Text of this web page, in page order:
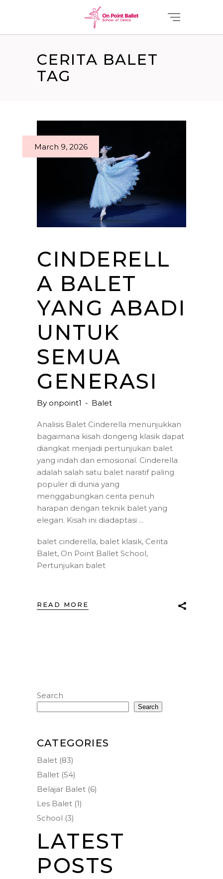
CERITA BALET
TAG
March 9, 2026
CINDERELL
A BALET
YANG ABADI
UNTUK
SEMUA
GENERASI
By onpoint1 Balet
Analisis Balet Cinderella menunjukkan
bagaimana kisah dongeng klasik dapat
diangkat menjadi pertunjukan balet
yang indah dan emosional. Cinderella
adalah salah satu balet naratif paling
populer di dunia yang
menggabungkan cerita penuh
harapan dengan teknik balet yang
elegan. Kisah ini diadaptasi
balet cinderella, balet klasik, Cerita
Balet, On Point Ballet School,
Pertunjukan balet
READ MORE
Search
Search
CATEGORIES
Balet (83)
Ballet (54)
Belajar Balet (6)
Les Balet (1)
School (3)
LATEST
POSTS